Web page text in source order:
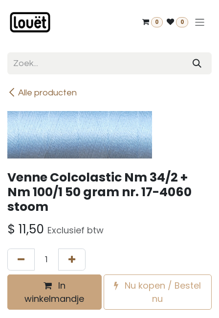
0 0
Alle producten
Venne Colcolastic Nm 34/2 +
Nm 100/1 50 gram nr. 17-4060
stoom
$ 11,50 Exclusief btw
In
winkelmandje
Nu kopen / Bestel
nu